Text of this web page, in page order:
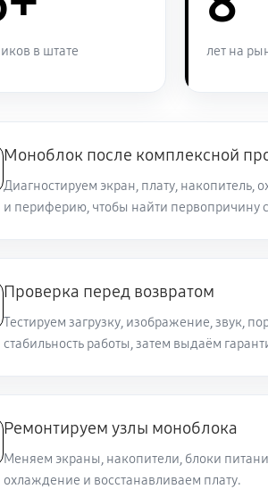
в штате лет на
Моноблок после комплексной
Диагностируем экран, плату, накопитель,
и периферию, чтобы найти первопричину
Проверка перед возвратом
Тестируем загрузку, изображение, звук,
стабильность работы, затем выдаём
Ремонтируем узлы моноблока
Меняем экраны, накопители, блоки
охлаждение и восстанавливаем плату.